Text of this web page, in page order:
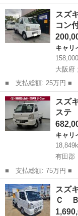
ー名： スズキ ■ 車
ＫＣエアコン・パワス
ア・サー...
和歌山 和歌山市
スズ
コン
キャリ
大阪府
■ 支払総額: 25万円 ■ 車両本体価格： 200,000 円 ■ メーカー
名： スズキ ■ 車種
大阪府限定車エアコン
■ ドア...
大阪 大阪狭山市
スズ
ステ
キャリ
有田郡
■ 支払総額: 75万円 ■ 車両本体価格： 682,000 円 ■ メーカー
名： スズキ ■ 車種名
Ｃエアコン・パワス
ッ...
和歌山 有田郡 キ
スズ
Ｃ Ｂ